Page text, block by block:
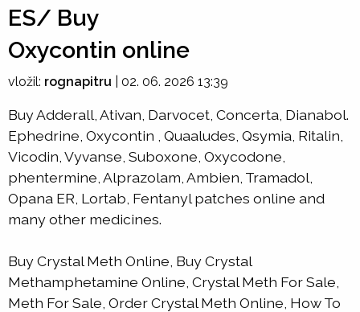
ES/ Buy
Oxycontin online
vložil: rognapitru 02. 06. 2026 13:39
Buy Adderall, Ativan, Darvocet, Concerta, Dianabol.
Ephedrine, Oxycontin , Quaaludes, Qsymia, Ritalin,
Vicodin, Vyvanse, Suboxone, Oxycodone,
phentermine, Alprazolam, Ambien, Tramadol,
Opana ER, Lortab, Fentanyl patches online and
many other medicines.
Buy Crystal Meth Online, Buy Crystal
Methamphetamine Online, Crystal Meth For Sale,
Meth For Sale, Order Crystal Meth Online, How To